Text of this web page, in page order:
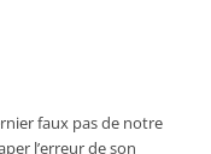
faux pas de notre
l’erreur de son